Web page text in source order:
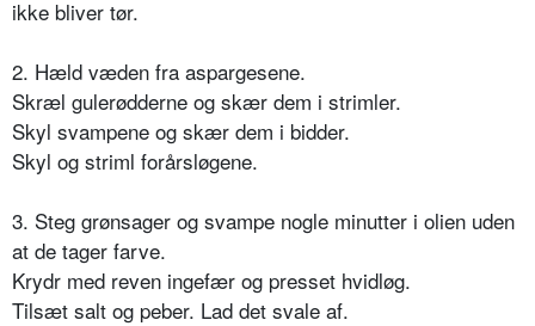
ikke bliver tør.
2. Hæld væden fra aspargesene.
Skræl gulerødderne og skær dem i strimler.
Skyl svampene og skær dem i bidder.
Skyl og striml forårsløgene.
3. Steg grønsager og svampe nogle minutter i olien uden
at de tager farve.
Krydr med reven ingefær og presset hvidløg.
Tilsæt salt og peber. Lad det svale af.